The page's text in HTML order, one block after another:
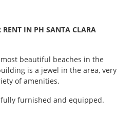
RENT IN PH SANTA CLARA
beautiful beaches in the
is a jewel in the area, very
of amenities.
furnished and equipped.